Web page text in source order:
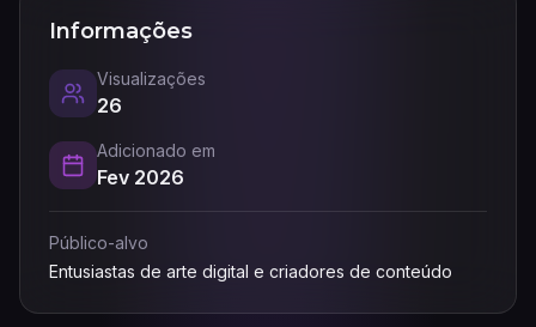
Informações
Visualizações
26
Adicionado em
Fev 2026
Público-alvo
Entusiastas de arte digital e criadores de conteúdo